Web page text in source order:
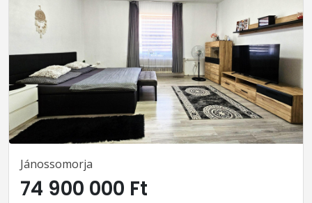
Jánossomorja
74 900 000 Ft